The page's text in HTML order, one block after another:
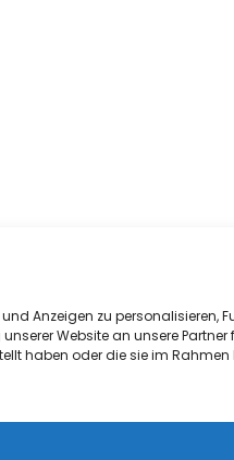
Anzeigen zu
Website an unsere
haben oder die sie im